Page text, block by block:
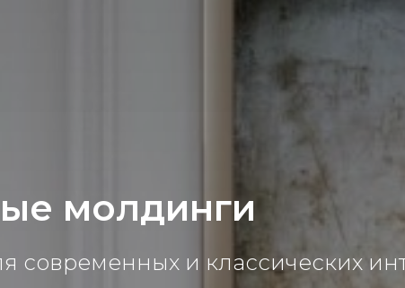
молдинги
современных и классических